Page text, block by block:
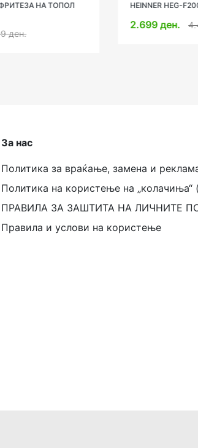
ТОПОЛ
HEINNER HEG-F2000GT СКАРА
2.699 ден. 4.499 ден.
За нас
Политика за враќање, замена и
Политика на користење на „колачиња“
ПРАВИЛА ЗА ЗАШТИТА НА ЛИЧНИТЕ
Правила и услови на користење